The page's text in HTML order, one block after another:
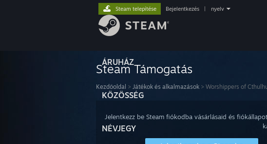
ÁRUHÁZ
KÖZÖSSÉG
NÉVJEGY
Steam telepítése Bejelentkezés nyelv
Steam Támogatás
Kezdőoldal > Játékok és alkalmazások > Worshippers of
Jelentkezz be Steam fiókodba vásárlásaid és